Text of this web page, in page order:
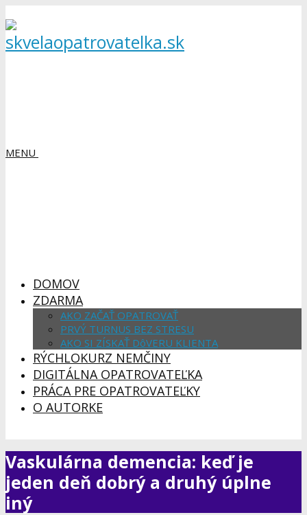
MENU
DOMOV
ZDARMA
AKO ZAČAŤ OPATROVAŤ
PRVÝ TURNUS BEZ STRESU
AKO SI ZÍSKAŤ DôVERU KLIENTA
RÝCHLOKURZ NEMČINY
DIGITÁLNA OPATROVATEĽKA
PRÁCA PRE OPATROVATEĽKY
O AUTORKE
Vaskulárna demencia: keď je
jeden deň dobrý a druhý úplne
iný